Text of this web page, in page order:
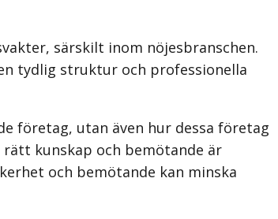
särskilt inom nöjesbranschen.
tydlig struktur och professionella
företag, utan även hur dessa företag
kunskap och bemötande är
och bemötande kan minska